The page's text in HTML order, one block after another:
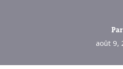
Par
août 9,